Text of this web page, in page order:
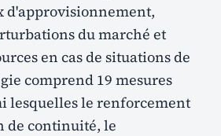
d'approvisionnement,
du marché et
en cas de situations de
comprend 19 mesures
lesquelles le renforcement
de continuité, le